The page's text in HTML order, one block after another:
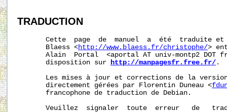
TRADUCTION
Cette  page  de  manuel  a  été  traduite
       Blaess <
http://www.blaess.fr/christophe/>
Alain  Portal  <aportal AT univ-montp2 DOT
       disposition sur
http://manpagesfr.free.fr/ .
Les mises à jour et corrections de la
       directement gérées par Florentin Duneau <
       francophone de traduction de Debian.
Veuillez  signaler  toute  erreur   de